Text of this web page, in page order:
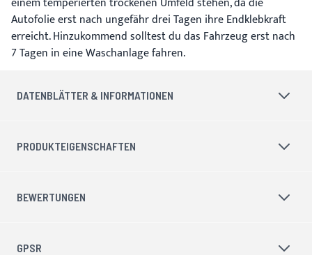
Autofolie erst nach ungefähr drei Tagen ihre Endklebkraft
erreicht. Hinzukommend solltest du das Fahrzeug erst nach
7 Tagen in eine Waschanlage fahren.
DATENBLÄTTER & INFORMATIONEN
PRODUKTEIGENSCHAFTEN
BEWERTUNGEN
GPSR